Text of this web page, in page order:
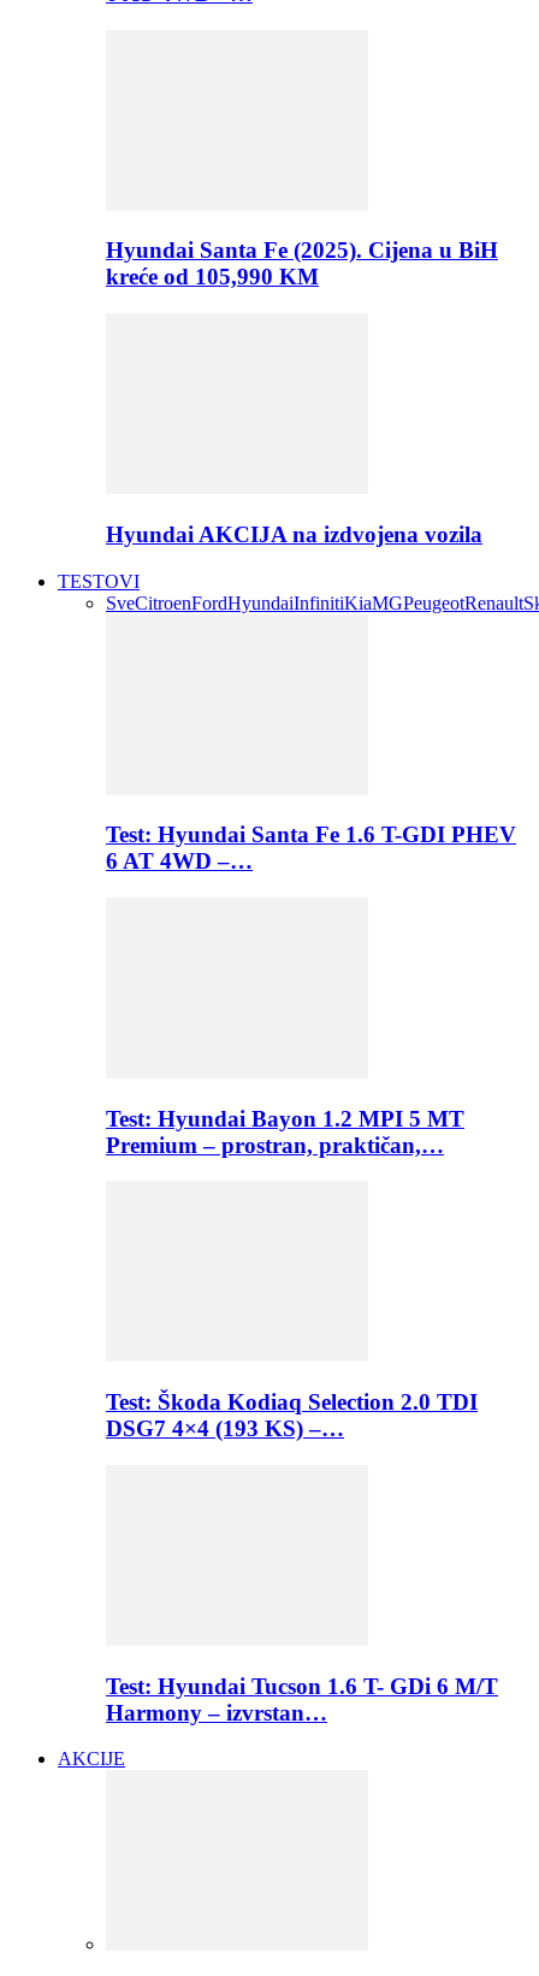
Hyundai Santa Fe (2025). Cijena u BiH
kreće od 105,990 KM
Hyundai AKCIJA na izdvojena vozila
TESTOVI
SveCitroenFordHyundaiInfinitiKiaMGPeugeotRenault
Test: Hyundai Santa Fe 1.6 T-GDI PHEV
6 AT 4WD –…
Test: Hyundai Bayon 1.2 MPI 5 MT
Premium – prostran, praktičan,…
Test: Škoda Kodiaq Selection 2.0 TDI
DSG7 4×4 (193 KS) –…
Test: Hyundai Tucson 1.6 T- GDi 6 M/T
Harmony – izvrstan…
AKCIJE